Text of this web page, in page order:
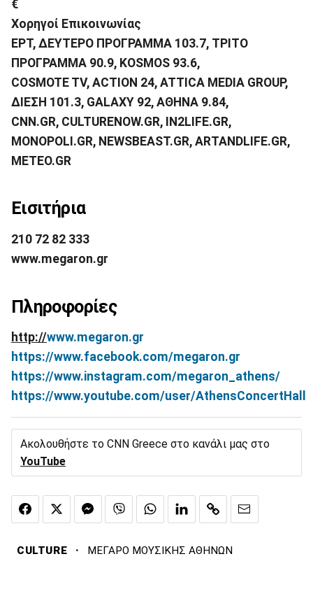
€
Χορηγοί Επικοινωνίας
ΕΡΤ, ΔΕΥΤΕΡΟ ΠΡΟΓΡΑΜΜΑ 103.7, ΤΡΙΤΟ
ΠΡΟΓΡΑΜΜΑ 90.9, ΚΟSMOS 93.6,
COSMOTE TV, ACTION 24, ATTICA MEDIA GROUP,
ΔΙΕΣΗ 101.3, GALAXY 92, ΑΘΗΝΑ 9.84,
CNN.GR, CULTURENOW.GR, IN2LIFE.GR,
ΜΟNOPOLI.GR, NEWSBEAST.GR, ARTANDLIFE.GR,
METEO.GR
Εισιτήρια
210 72 82 333
www.megaron.gr
Πληροφορίες
http://www.megaron.gr
https://www.facebook.com/megaron.gr
https://www.instagram.com/megaron_athens/
https://www.youtube.com/user/AthensConcertHall
Ακολουθήστε το CNN Greece στο κανάλι μας στο
YouTube
CULTURE · ΜΕΓΑΡΟ ΜΟΥΣΙΚΗΣ ΑΘΗΝΩΝ